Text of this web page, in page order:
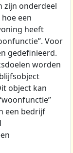
zijn onderdeel
een
heeft
Voor
gedefinieerd.
worden
object kan
een bedrijf